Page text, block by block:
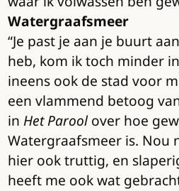
Watergraafsmeer
“Je past je aan je buurt
heb, kom ik toch minder
ineens ook de stad voor
een vlammend betoog
in Het Paroolover hoe
Watergraafsmeer is. Nou
hier ook truttig, en
heeft me ook wat